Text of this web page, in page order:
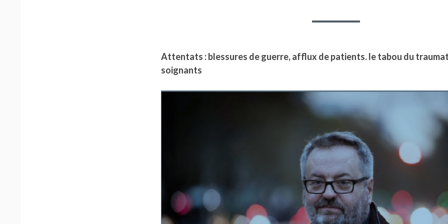
Attentats : blessures de guerre, afflux de patients. le tabou du
soignants